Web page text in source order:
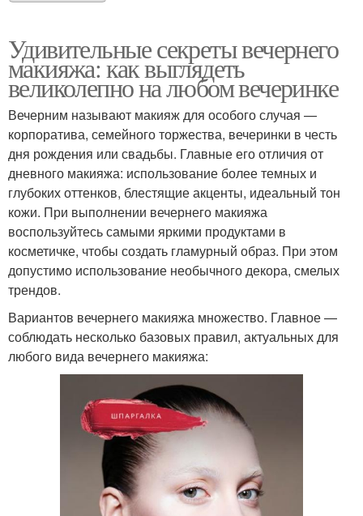
Удивительные секреты вечернего
макияжа: как выглядеть
великолепно на любом вечеринке
Вечерним называют макияж для особого случая —
корпоратива, семейного торжества, вечеринки в честь
дня рождения или свадьбы. Главные его отличия от
дневного макияжа: использование более темных и
глубоких оттенков, блестящие акценты, идеальный тон
кожи. При выполнении вечернего макияжа
воспользуйтесь самыми яркими продуктами в
косметичке, чтобы создать гламурный образ. При этом
допустимо использование необычного декора, смелых
трендов.
Вариантов вечернего макияжа множество. Главное —
соблюдать несколько базовых правил, актуальных для
любого вида вечернего макияжа: